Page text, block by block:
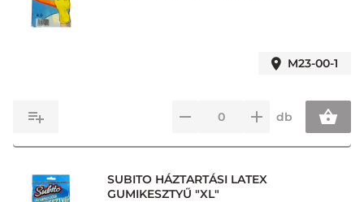
M23-00-1
db
SUBITO HÁZTARTÁSI LATEX
GUMIKESZTYŰ "XL"